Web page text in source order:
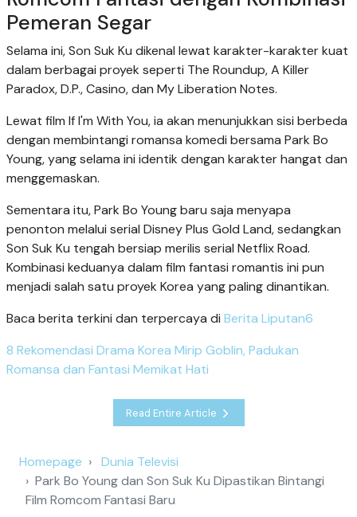
Pemeran Segar
Selama ini, Son Suk Ku dikenal lewat karakter-karakter kuat
dalam berbagai proyek seperti The Roundup, A Killer
Paradox, D.P., Casino, dan My Liberation Notes.
Lewat film If I'm With You, ia akan menunjukkan sisi berbeda
dengan membintangi romansa komedi bersama Park Bo
Young, yang selama ini identik dengan karakter hangat dan
menggemaskan.
Sementara itu, Park Bo Young baru saja menyapa
penonton melalui serial Disney Plus Gold Land, sedangkan
Son Suk Ku tengah bersiap merilis serial Netflix Road.
Kombinasi keduanya dalam film fantasi romantis ini pun
menjadi salah satu proyek Korea yang paling dinantikan.
Baca berita terkini dan terpercaya di Berita Liputan6
8 Rekomendasi Drama Korea Mirip Goblin, Padukan
Romansa dan Fantasi Memikat Hati
Read Entire Article
Homepage
Dunia Televisi
Park Bo Young dan Son Suk Ku Dipastikan Bintangi
Film Romcom Fantasi Baru